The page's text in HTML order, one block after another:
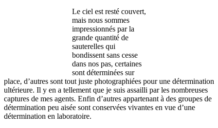
Le ciel est resté couvert,
mais nous sommes
impressionnés par la
grande quantité de
sauterelles qui
bondissent sans cesse
dans nos pas, certaines
sont déterminées sur
place, d’autres sont tout juste photographiées pour une détermination
ultérieure. Il y en a tellement que je suis assailli par les nombreuses
captures de mes agents. Enfin d’autres appartenant à des groupes de
détermination peu aisée sont conservées vivantes en vue d’une
détermination en laboratoire.